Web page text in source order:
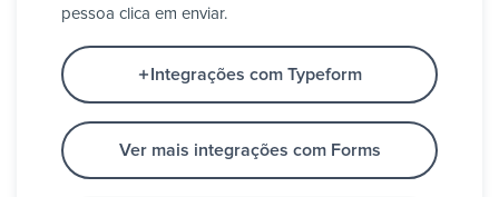
pessoa clica em enviar.
Integrações com Typeform
Ver mais integrações com Forms